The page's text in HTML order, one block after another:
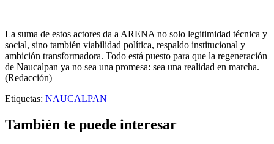
La suma de estos actores da a ARENA no solo legitimidad técnica y
social, sino también viabilidad política, respaldo institucional y
ambición transformadora. Todo está puesto para que la regeneración
de Naucalpan ya no sea una promesa: sea una realidad en marcha.
(Redacción)
Etiquetas: NAUCALPAN
También te puede interesar